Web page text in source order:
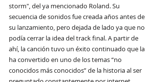
storm", del ya mencionado Roland. Su
secuencia de sonidos fue creada años antes de
su lanzamiento, pero dejada de lado ya que no
podía cerrar la idea del track final. A partir de
ahí, la canción tuvo un éxito continuado que la
ha convertido en uno de los temas “no
conocidos más conocidos” de la historia al ser